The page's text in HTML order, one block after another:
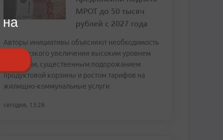
МРОТ до 50 тысяч
рублей с 2027 года
Авторы инициативы объясняют необходимость
столь резкого увеличения высоким уровнем
инфляции, существенным подорожанием
продуктовой корзины и ростом тарифов на
жилищно-коммунальные услуги
сегодня, 13:26